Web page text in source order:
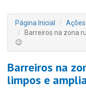
Página Inicial
Barreiros na zona
😉
Barreiros na
limpos e